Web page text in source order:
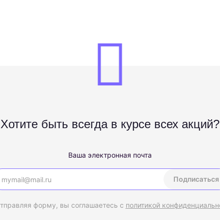
Хотите быть всегда в курсе всех акций?
Ваша электронная почта
Подписаться
форму, вы соглашаетесь с политикой